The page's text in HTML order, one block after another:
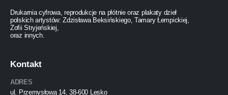
Drukarnia cyfrowa, reprodukcje na płótnie oraz plakaty dzieł
polskich artystów: Zdzisława Beksińskiego, Tamary Łempickiej,
Zofii Stryjeńskiej,
oraz innych.
Kontakt
ADRES
ul. Przemysłowa 14, 38-600 Lesko